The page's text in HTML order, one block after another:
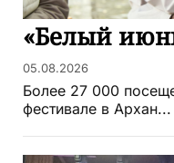
«Белый
05.08.2026
Более 27 000
фестивале в Архан...